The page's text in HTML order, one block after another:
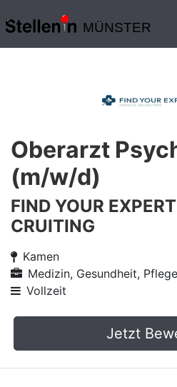
MÜNSTER
Oberarzt
(m/w/d)
FIND YOUR
CRUITING
Kamen
Medizin, Gesundheit, Pflege
Vollzeit
Jetzt